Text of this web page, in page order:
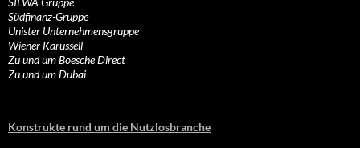
Südfinanz-Gruppe
Unister Unternehmensgruppe
Wiener Karussell
Zu und um Boesche Direct
Zu und um Dubai
Konstrukte rund um die Nutzlosbranche